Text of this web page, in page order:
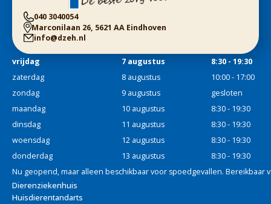
040 3040054
Marconilaan 26, 5621 AA Eindhoven
info@dzeh.nl
vrijdag 7 augustus
8:30 - 19:30
zaterdag
8 augustus
10:00 - 17:00
zondag
9 augustus
gesloten
maandag
10 augustus
8:30 - 19:30
dinsdag
11 augustus
8:30 - 19:30
woensdag
12 augustus
8:30 - 19:30
donderdag
13 augustus
8:30 - 19:30
Nu geopend, maar alleen beschikbaar voor spoedgevallen. Bereikbaar
Dierenziekenhuis
Huisdierentandarts